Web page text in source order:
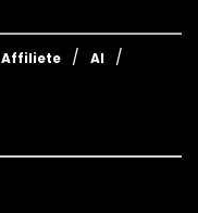
Affiliete
AI